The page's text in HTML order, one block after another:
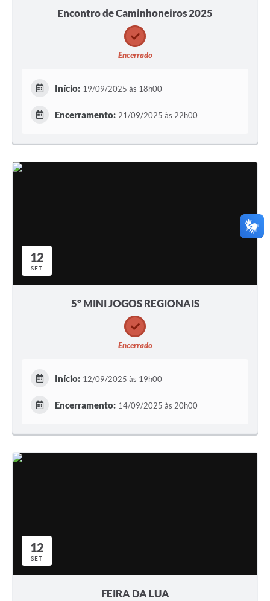
Encontro de Caminhoneiros 2025
Encerrado
Início: 19/09/2025 às 18h00
Encerramento: 21/09/2025 às 22h00
12
SET
5º MINI JOGOS REGIONAIS
Encerrado
Início: 12/09/2025 às 19h00
Encerramento: 14/09/2025 às 20h00
12
SET
FEIRA DA LUA